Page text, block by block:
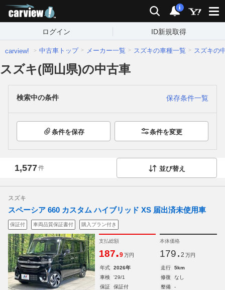
検索 通知
i
ログイン ID新規取得
carview! 中古車トップ メーカー一覧 スズキの車種一覧 スズキの
スズキ(岡山県)の中古車
検索中の条件 保存条件一覧
条件を保存 条件を変更
1,577件 並び替え
スズキ
スペーシア 660 カスタム ハイブリッド XS 届出済未使用車
保証付 車両品質保証書付 購入プラン付き
支払総額
187.9 万円
本体価格
179. 2 万円
年式 2026年 走行
5km
車検
'29/1 修復
なし
保証
保証付 整備
-